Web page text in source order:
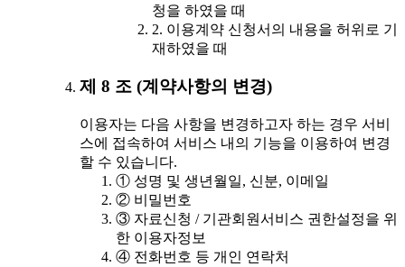
청을 하였을 때
2. 이용계약 신청서의 내용을 허위로 기
재하였을 때
제 8 조 (계약사항의 변경)
이용자는 다음 사항을 변경하고자 하는 경우 서비
스에 접속하여 서비스 내의 기능을 이용하여 변경
할 수 있습니다.
① 성명 및 생년월일, 신분, 이메일
② 비밀번호
③ 자료신청 / 기관회원서비스 권한설정을 위
한 이용자정보
④ 전화번호 등 개인 연락처